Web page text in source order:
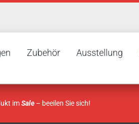
Zubehör Ausstellung
imSale – beeilen Sie sich!